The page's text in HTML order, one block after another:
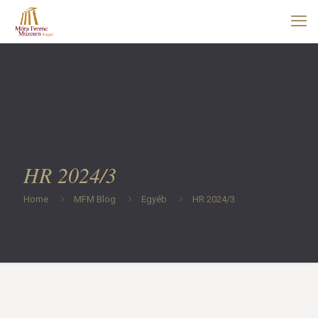
HR 2024/3
Home MFM Blog Egyéb HR 2024/3